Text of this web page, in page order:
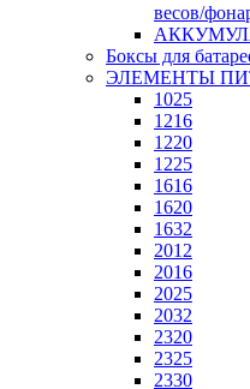
весов/
Боксы для
ЭЛЕМЕНТЫ
1025
1216
1220
1225
1616
1620
1632
2012
2016
2025
2032
2320
2325
2330